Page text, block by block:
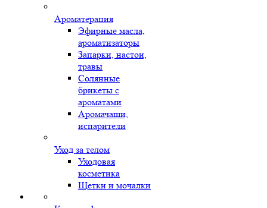
Ароматерапия
Эфирные масла,
ароматизаторы
Запарки, настои,
травы
Солянные
брикеты с
ароматами
Аромачаши,
испарители
Уход за телом
Уходовая
косметика
Щетки и мочалки